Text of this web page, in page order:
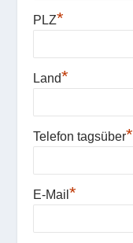
PLZ*
Land*
Telefon tagsüber*
E-Mail*